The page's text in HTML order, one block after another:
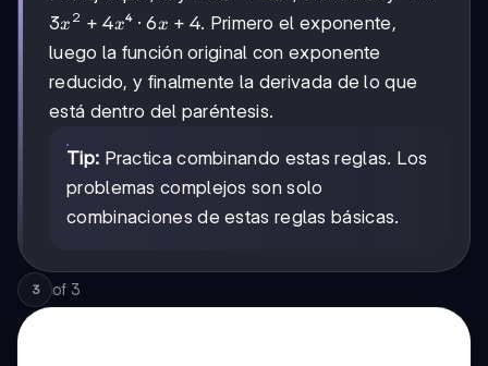
+
4x
3x²
+
4x
3x 2 + 4x⁴ ·6x
+
4
6x + 4. Primero el exponente,
luego la función original con exponente
reducido, y finalmente la derivada de lo que
está dentro del paréntesis.
Tip: Practica combinando estas reglas. Los
problemas complejos son solo
combinaciones de estas reglas básicas.
3 of 3